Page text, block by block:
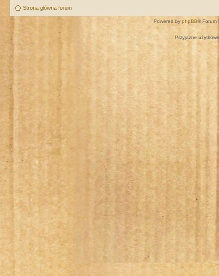
Strona główna forum
Powered by phpBB® Forum
Przyjazne